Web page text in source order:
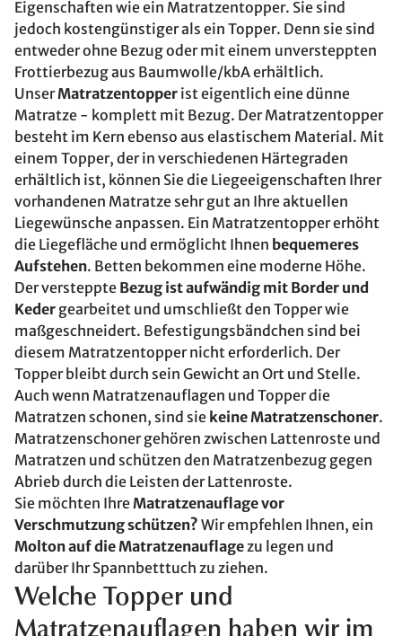
Eigenschaften wie ein Matratzentopper. Sie sind
jedoch kostengünstiger als ein Topper. Denn sie sind
entweder ohne Bezug oder mit einem unversteppten
Frottierbezug aus Baumwolle/kbA erhältlich.
UnserMatratzentopper ist eigentlich eine dünne
Matratze - komplett mit Bezug. Der Matratzentopper
besteht im Kern ebenso aus elastischem Material. Mit
einem Topper, der in verschiedenen Härtegraden
erhältlich ist, können Sie die Liegeeigenschaften Ihrer
vorhandenen Matratze sehr gut an Ihre aktuellen
Liegewünsche anpassen. Ein Matratzentopper erhöht
die Liegefläche und ermöglicht Ihnen bequemeres
Aufstehen. Betten bekommen eine moderne Höhe.
Der versteppte Bezug ist aufwändig mit Border und
Keder gearbeitet und umschließt den Topper wie
maßgeschneidert. Befestigungsbändchen sind bei
diesem Matratzentopper nicht erforderlich. Der
Topper bleibt durch sein Gewicht an Ort und Stelle.
Auch wenn Matratzenauflagen und Topper die
Matratzen schonen, sind sie keine Matratzenschoner.
Matratzenschoner gehören zwischen Lattenroste und
Matratzen und schützen den Matratzenbezug gegen
Abrieb durch die Leisten der Lattenroste.
Sie möchten IhreMatratzenauflage vor
Verschmutzung schützen? Wir empfehlen Ihnen, ein
Molton auf die Matratzenauflagezu legen und
darüber Ihr Spannbetttuch zu ziehen.
Welche Topper und
Matratzenauflagen haben wir im